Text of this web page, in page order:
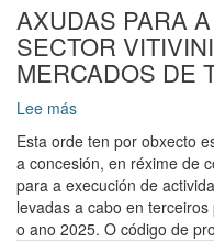
AXUDAS PARA
SECTOR
MERCADOS DE
Lee más
PARA
A
PROMOCION
DO
SECTOR
Esta orde ten por obxecto
a concesión, en réxime de
para a execución de
levadas a cabo en
o ano 2025. O código de